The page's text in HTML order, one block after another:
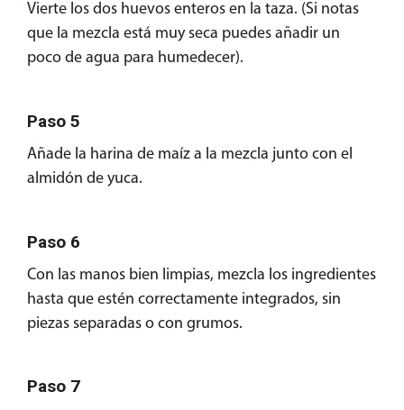
Vierte los dos huevos enteros en la taza. (Si notas
que la mezcla está muy seca puedes añadir un
poco de agua para humedecer).
Paso 5
Añade la harina de maíz a la mezcla junto con el
almidón de yuca.
Paso 6
Con las manos bien limpias, mezcla los ingredientes
hasta que estén correctamente integrados, sin
piezas separadas o con grumos.
Paso 7